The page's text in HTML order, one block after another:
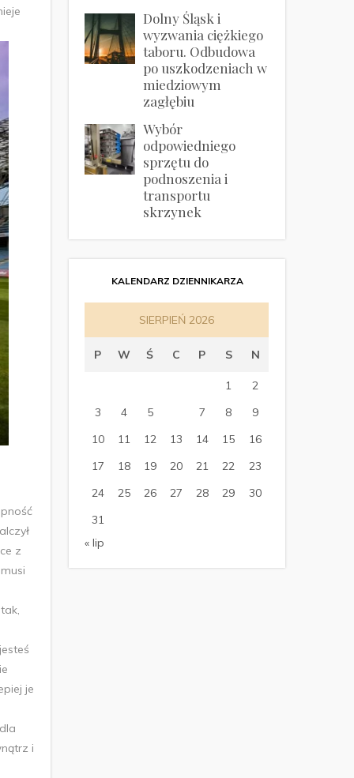
z
je
i
Dolny Śląsk i
wyzwania ciężkiego
taboru. Odbudowa
po uszkodzeniach w
miedziowym
zagłębiu
Wybór
odpowiedniego
sprzętu do
podnoszenia i
transportu
skrzynek
KALENDARZ DZIENNIKARZA
SIERPIEŃ 2026
P W Ś C P S N
1
2
3
4 5 7 8
9
10
11 12 13 14 15
16
17
18 19 20 21 22
23
24
25 26 27 28 29
30
31
« lip